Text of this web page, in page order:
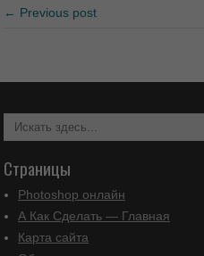
← Previous post
Страницы
Photoshop онлайн
А Как Сделать — Главная
Карта сайта